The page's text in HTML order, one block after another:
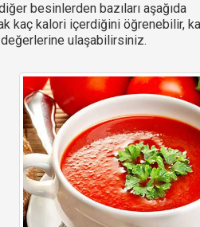
besinlerden bazıları aşağıda
kaç kalori içerdiğini öğrenebilir,
ulaşabilirsiniz.